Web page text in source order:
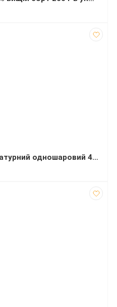
Папір туалетний макулатурний одношаровий 45 м Альбатрос